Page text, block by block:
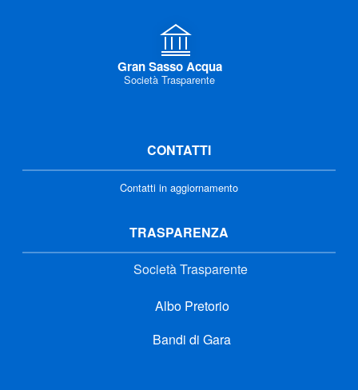
Gran Sasso Acqua
Società Trasparente
CONTATTI
Contatti in aggiornamento
TRASPARENZA
Società Trasparente
Albo Pretorio
Bandi di Gara